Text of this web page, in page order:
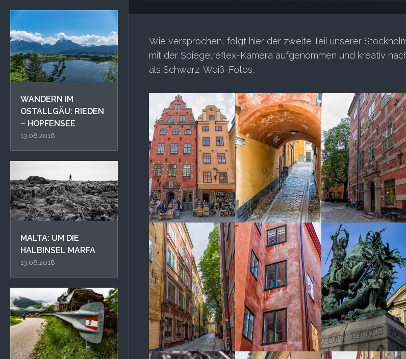
WANDERN IM
OSTALLGÄU: RIEDEN
– HOPFENSEE
13.08.2016
MALTA: UM DIE
HALBINSEL MARFA
13.08.2018
Wie versprochen, folgt hier der zweite Teil unserer
mit der Spiegelreflex-Kamera aufgenommen und kreativ
als Schwarz-Weiß-Fotos.